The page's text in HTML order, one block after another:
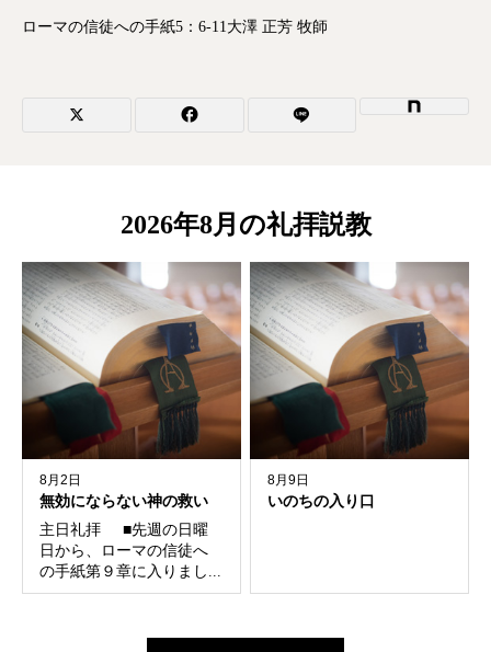
ローマの信徒への手紙5：6-11大澤 正芳 牧師
2026年8月の礼拝説教
8月2日
無効にならない神の救い
主日礼拝 ■先週の日曜
日から、ローマの信徒へ
の手紙第９章に入りまし...
8月9日
いのちの入り口